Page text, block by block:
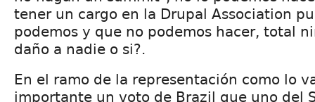
tener un cargo en la Drupal Association
podemos y que no podemos hacer, total
daño a nadie o si?.
En el ramo de la representación como lo
importante un voto de Brazil que uno del